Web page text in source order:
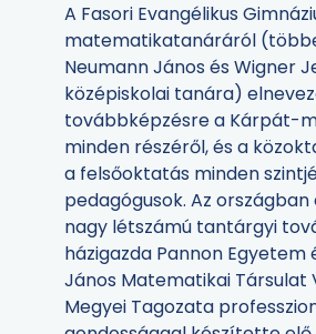
A Fasori Evangélikus
matematikatanáráról
Neumann János és Wigner
középiskolai tanára)
továbbképzésre a Kárpát-
minden részéről, és a
a felsőoktatás minden
pedagógusok. Az
nagy létszámú tantárgyi
házigazda Pannon Egyetem
János Matematikai Társulat
Megyei Tagozata